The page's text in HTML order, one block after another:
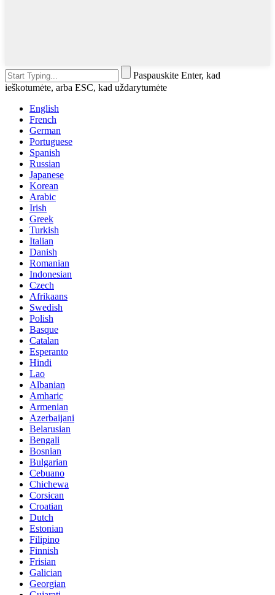
Paspauskite Enter, kad
ieškotumėte, arba ESC, kad uždarytumėte
English
French
German
Portuguese
Spanish
Russian
Japanese
Korean
Arabic
Irish
Greek
Turkish
Italian
Danish
Romanian
Indonesian
Czech
Afrikaans
Swedish
Polish
Basque
Catalan
Esperanto
Hindi
Lao
Albanian
Amharic
Armenian
Azerbaijani
Belarusian
Bengali
Bosnian
Bulgarian
Cebuano
Chichewa
Corsican
Croatian
Dutch
Estonian
Filipino
Finnish
Frisian
Galician
Georgian